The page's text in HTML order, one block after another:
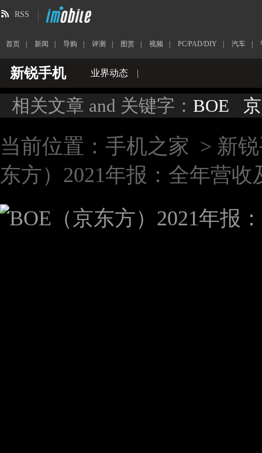
RSS
首页 新闻 导购 评测 图赏 视频 PC/PAD/DIY 汽车
新锐手机 业界动态 |
相关文章 and 关键字： BOE
当前位置： 手机之家 > 新
东方）2021年报：全年营